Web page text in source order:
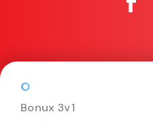
O
Bonux 3v1